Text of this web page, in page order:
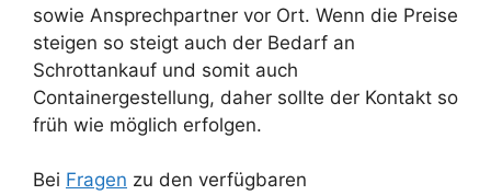
sowie Ansprechpartner vor Ort. Wenn die Preise
steigen so steigt auch der Bedarf an
Schrottankauf und somit auch
Containergestellung, daher sollte der Kontakt so
früh wie möglich erfolgen.
Bei Fragen zu den verfügbaren